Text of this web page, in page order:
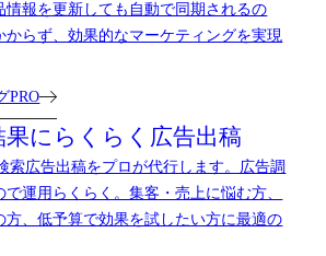
情報を更新しても自動で同期されるの
からず、効果的なマーケティングを実現
PRO
果に らくらく広告出稿
索広告出稿をプロが代行します。広告調
運用らくらく。集客・売上に悩む方、
方、低予算で効果を試したい方に最適の